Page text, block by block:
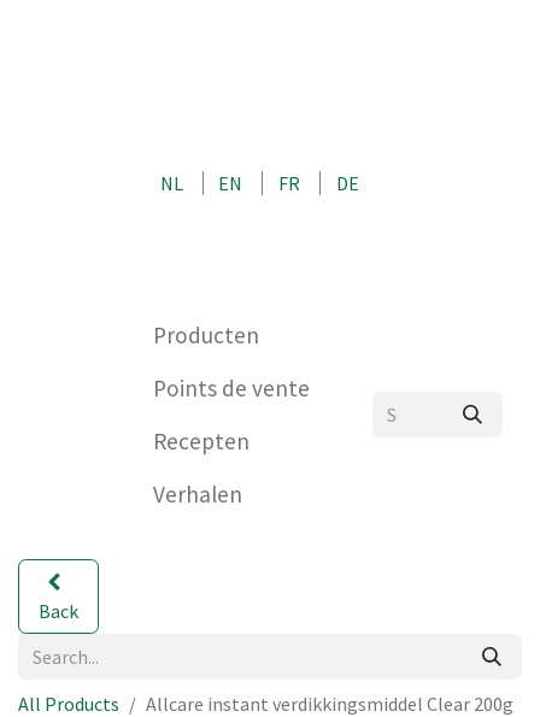
NL EN FR DE
Producten
Points de vente
Recepten
Verhalen
Back
All Products Allcare instant verdikkingsmiddel Clear 200g